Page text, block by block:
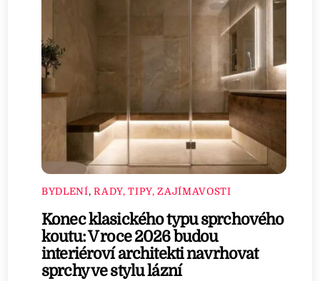
BYDLENÍ,RADY, TIPY, ZAJÍMAVOSTI
Konec klasického typu sprchového
koutu: V roce 2026 budou
interiéroví architekti navrhovat
sprchy ve stylu lázní